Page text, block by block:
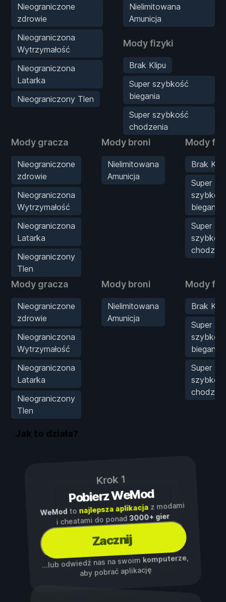
Nieograniczone
zdrowie
Nieograniczona
Wytrzymałość
Nieograniczona
Latarka
Nieograniczony Tlen
Nielimitowana
Amunicja
Mody fizyki
Brak Klipu
Super szybkość
biegania
Super szybkość
chodzenia
Mody gracza
Nieograniczone
zdrowie
Nieograniczona
Wytrzymałość
Nieograniczona
Latarka
Nieograniczony
Tlen
Mody broni
Nielimitowana
Amunicja
Mody
Brak
Super
biegania
Super
Mody gracza
Nieograniczone
zdrowie
Nieograniczona
Wytrzymałość
Nieograniczona
Latarka
Nieograniczony
Tlen
Mody broni
Nielimitowana
Amunicja
Mody
Brak
Super
biegania
Super
Jak to działa?
Krok 1
Pobierz WeMod
WeModto najlepsza aplikacjaz modami
i cheatami do ponad3000+ gier
Zacznij
...lub odwiedź nas na swoim komputerze,
aby pobrać aplikację